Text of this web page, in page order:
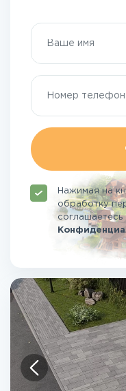
Нажимая на
обработку
соглашаетесь